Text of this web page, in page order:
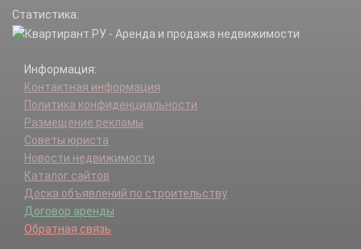
Статистика:
Информация:
Контактная информация
Политика конфиденциальности
Размещение рекламы
Советы юриста
Новости недвижимости
Каталог сайтов
Доска объявлений по строительству
Договор аренды
Обратная связь